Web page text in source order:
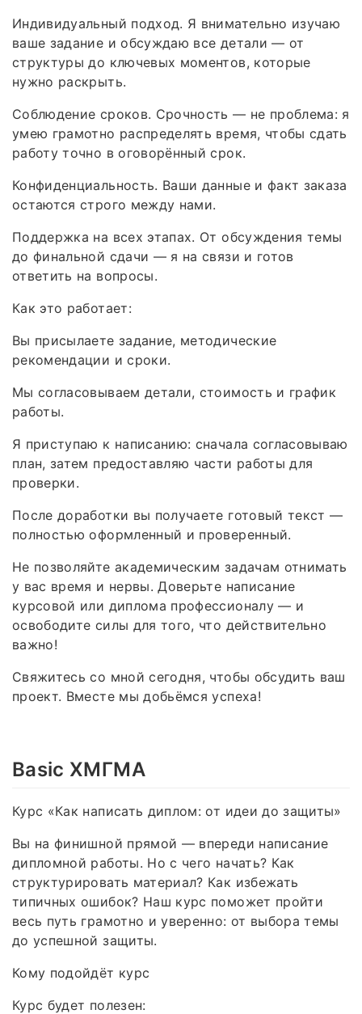
Индивидуальный подход. Я внимательно изучаю
ваше задание и обсуждаю все детали — от
структуры до ключевых моментов, которые
нужно раскрыть.
Соблюдение сроков. Срочность — не проблема: я
умею грамотно распределять время, чтобы сдать
работу точно в оговорённый срок.
Конфиденциальность. Ваши данные и факт заказа
остаются строго между нами.
Поддержка на всех этапах. От обсуждения темы
до финальной сдачи — я на связи и готов
ответить на вопросы.
Как это работает:
Вы присылаете задание, методические
рекомендации и сроки.
Мы согласовываем детали, стоимость и график
работы.
Я приступаю к написанию: сначала согласовываю
план, затем предоставляю части работы для
проверки.
После доработки вы получаете готовый текст —
полностью оформленный и проверенный.
Не позволяйте академическим задачам отнимать
у вас время и нервы. Доверьте написание
курсовой или диплома профессионалу — и
освободите силы для того, что действительно
важно!
Свяжитесь со мной сегодня, чтобы обсудить ваш
проект. Вместе мы добьёмся успеха!
Basic ХМГМА
Курс «Как написать диплом: от идеи до защиты»
Вы на финишной прямой — впереди написание
дипломной работы. Но с чего начать? Как
структурировать материал? Как избежать
типичных ошибок? Наш курс поможет пройти
весь путь грамотно и уверенно: от выбора темы
до успешной защиты.
Кому подойдёт курс
Курс будет полезен: